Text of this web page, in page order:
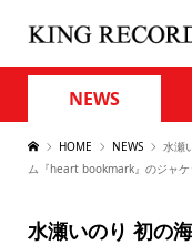
NEWS
HOME NEWS
水瀬
ム『heart bookmark』のジャケ
水瀬いのり 初の